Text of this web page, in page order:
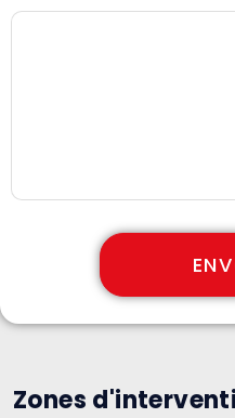
Zones